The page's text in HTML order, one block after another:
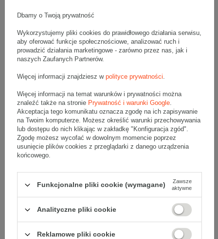
Opakowanie wykonane jest z tektury falistej 3-warstwowej, fala B
380 g/m2
Wymiary:
• zewnętrzne:390x260x165 mm
• wewnętrzne:384x254x153 mm
• tektura falista:3-warstwowa
• fala:
• gramatura:380 g/m2
• kolor:Szary
Dodatkowe:
• waga jednostkowa (+/-5%):
Karton nadaje się do pakowania wysyłek kurierskich:
• Poczta Polska List L
• Poczta Polska Paczka A
Dbamy o Twoją prywatność
Wykorzystujemy pliki cookies do prawidłowego działania serwisu,
aby oferować funkcje społecznościowe, analizować ruch i
prowadzić działania marketingowe - zarówno przez nas, jak i
naszych Zaufanych Partnerów.
Więcej informacji znajdziesz w polityce prywatności.
Więcej informacji na temat warunków i prywatności można
znaleźć także na stronie Prywatność i warunki Google.
Akceptacja tego komunikatu oznacza zgodę na ich zapisywanie
na Twoim komputerze. Możesz określić warunki przechowywania
lub dostępu do nich klikając w zakładkę "Konfiguracja zgód".
Zgodę możesz wycofać w dowolnym momencie poprzez
usunięcie plików cookies z przeglądarki z danego urządzenia
końcowego.
Funkcjonalne pliki cookie (wymagane)
Zawsze
aktywne
Analityczne pliki cookie
Reklamowe pliki cookie